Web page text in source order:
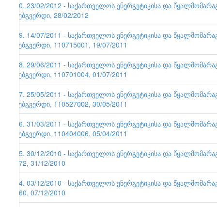
50. 23/02/2012 - საქართველოს ენერგეტიკისა და
ვებგვერდი, 28/02/2012
49. 14/07/2011 - საქართველოს ენერგეტიკისა და
ვებგვერდი, 110715001, 19/07/2011
48. 29/06/2011 - საქართველოს ენერგეტიკისა და
ვებგვერდი, 110701004, 01/07/2011
47. 25/05/2011 - საქართველოს ენერგეტიკისა და
ვებგვერდი, 110527002, 30/05/2011
46. 31/03/2011 - საქართველოს ენერგეტიკისა და
ვებგვერდი, 110404006, 05/04/2011
45. 30/12/2010 - საქართველოს ენერგეტიკისა და
172, 31/12/2010
44. 03/12/2010 - საქართველოს ენერგეტიკისა და
160, 07/12/2010